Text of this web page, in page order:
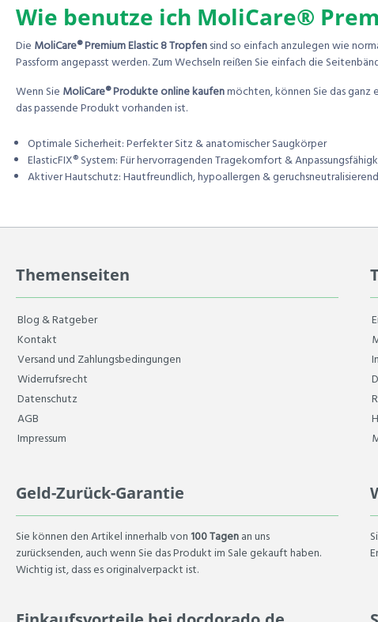
Wie benutze ich MoliCare®
Die MoliCare® Premium Elastic 8 Tropfensind so einfach anzulegen wie
Passform angepasst werden. Zum Wechseln reißen Sie einfach die
Wenn Sie MoliCare® Produkte online kaufenmöchten, können Sie das ganz
das passende Produkt vorhanden ist.
Optimale Sicherheit: Perfekter Sitz & anatomischer Saugkörper
ElasticFIX® System: Für hervorragenden Tragekomfort &
Aktiver Hautschutz: Hautfreundlich, hypoallergen & geruchsneutralisierend
Themenseiten
Blog & Ratgeber
Kontakt
Versand und Zahlungsbedingungen
Widerrufsrecht
Datenschutz
AGB
Impressum
Geld-Zurück-Garantie
Sie können den Artikel innerhalb von100 Tagenan uns
zurücksenden, auch wenn Sie das Produkt im Sale gekauft haben.
Wichtig ist, dass es originalverpackt ist.